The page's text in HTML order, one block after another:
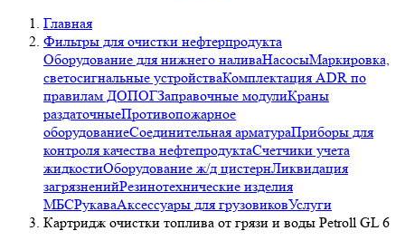
Главная
Фильтры для очистки нефтерпродукта
Оборудование для нижнего наливаНасосыМаркировка,
светосигнальные устройстваКомплектация ADR по
правилам ДОПОГЗаправочные модулиКраны
раздаточныеПротивопожарное
оборудованиеСоединительная арматураПриборы для
контроля качества нефтепродуктаСчетчики учета
жидкостиОборудование ж/д цистернЛиквидация
загрязненийРезинотехнические изделия
МБСРукаваАксессуары для грузовиковУслуги
Картридж очистки топлива от грязи и воды Petroll GL 6